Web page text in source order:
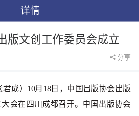
详情
版文创工作委员会成立
分享
君成）10月18日，中国出版协会出版
会在四川成都召开。中国出版协会